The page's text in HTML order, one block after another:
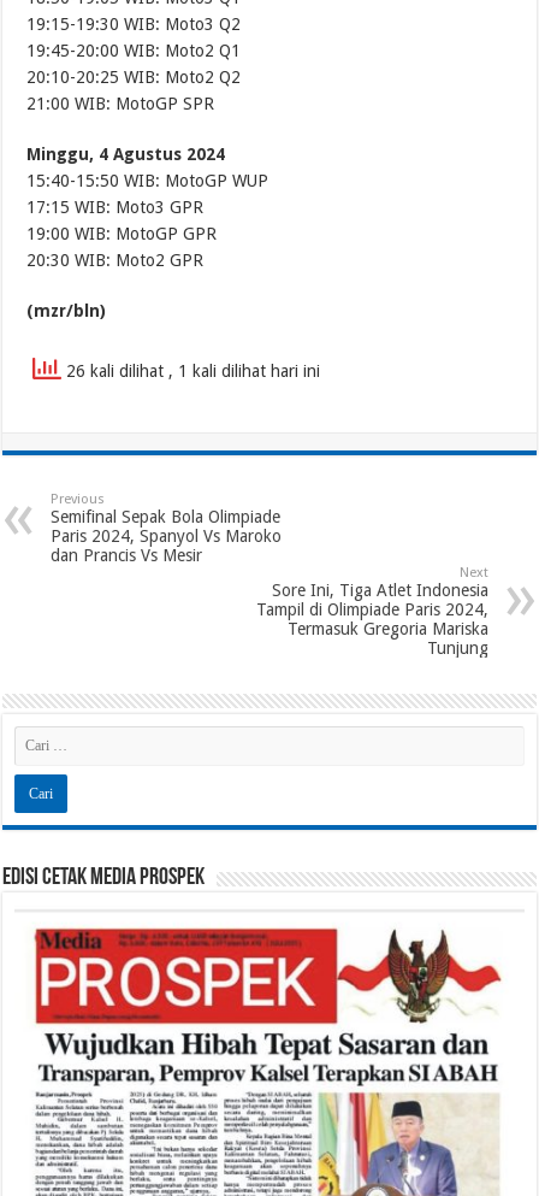
19:15-19:30 WIB: Moto3 Q2
19:45-20:00 WIB: Moto2 Q1
20:10-20:25 WIB: Moto2 Q2
21:00 WIB: MotoGP SPR
Minggu, 4 Agustus 2024
15:40-15:50 WIB: MotoGP WUP
17:15 WIB: Moto3 GPR
19:00 WIB: MotoGP GPR
20:30 WIB: Moto2 GPR
(mzr/bln)
26 kali dilihat , 1 kali dilihat hari ini
Previous
Semifinal Sepak Bola Olimpiade
Paris 2024, Spanyol Vs Maroko
dan Prancis Vs Mesir
Next
Sore Ini, Tiga Atlet Indonesia
Tampil di Olimpiade Paris 2024,
Termasuk Gregoria Mariska
Tunjung
Edisi Cetak Media Prospek